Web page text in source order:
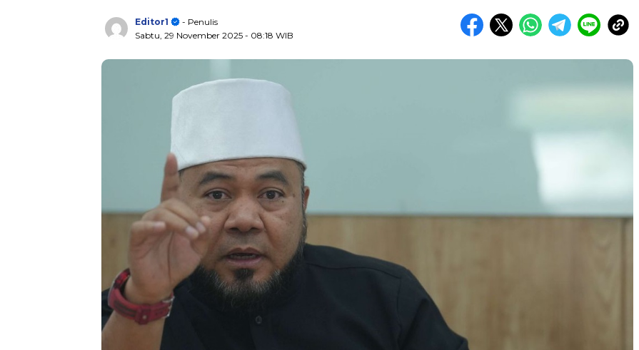
Editor1
- Penulis
Sabtu, 29 November 2025 - 08:18 WIB